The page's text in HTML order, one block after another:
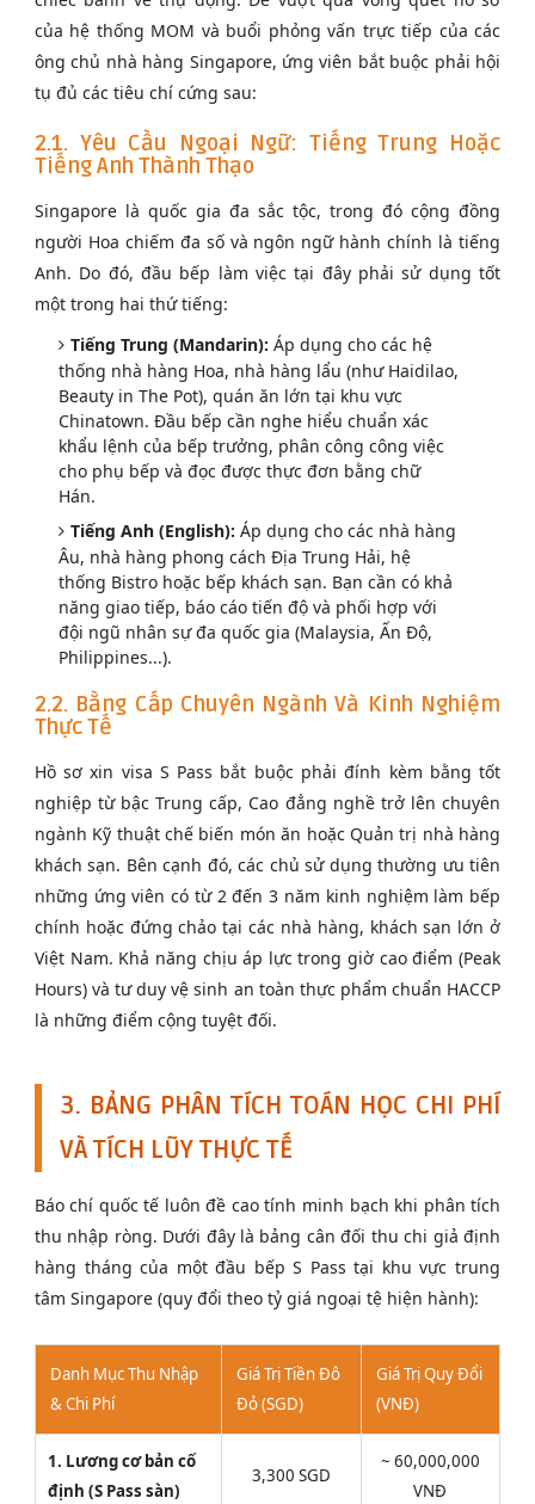
của hệ thống MOM và buổi phỏng vấn trực tiếp của các
ông chủ nhà hàng Singapore, ứng viên bắt buộc phải hội
tụ đủ các tiêu chí cứng sau:
2.1. Yêu Cầu Ngoại Ngữ: Tiếng Trung Hoặc
Tiếng Anh Thành Thạo
Singapore là quốc gia đa sắc tộc, trong đó cộng đồng
người Hoa chiếm đa số và ngôn ngữ hành chính là tiếng
Anh. Do đó, đầu bếp làm việc tại đây phải sử dụng tốt
một trong hai thứ tiếng:
Tiếng Trung (Mandarin): Áp dụng cho các hệ
thống nhà hàng Hoa, nhà hàng lẩu (như Haidilao,
Beauty in The Pot), quán ăn lớn tại khu vực
Chinatown. Đầu bếp cần nghe hiểu chuẩn xác
khẩu lệnh của bếp trưởng, phân công công việc
cho phụ bếp và đọc được thực đơn bằng chữ
Hán.
Tiếng Anh (English): Áp dụng cho các nhà hàng
Âu, nhà hàng phong cách Địa Trung Hải, hệ
thống Bistro hoặc bếp khách sạn. Bạn cần có khả
năng giao tiếp, báo cáo tiến độ và phối hợp với
đội ngũ nhân sự đa quốc gia (Malaysia, Ấn Độ,
Philippines...).
2.2. Bằng Cấp Chuyên Ngành Và Kinh Nghiệm
Thực Tế
Hồ sơ xin visa S Pass bắt buộc phải đính kèm bằng tốt
nghiệp từ bậc Trung cấp, Cao đẳng nghề trở lên chuyên
ngành Kỹ thuật chế biến món ăn hoặc Quản trị nhà hàng
khách sạn. Bên cạnh đó, các chủ sử dụng thường ưu tiên
những ứng viên có từ 2 đến 3 năm kinh nghiệm làm bếp
chính hoặc đứng chảo tại các nhà hàng, khách sạn lớn ở
Việt Nam. Khả năng chịu áp lực trong giờ cao điểm (Peak
Hours) và tư duy vệ sinh an toàn thực phẩm chuẩn HACCP
là những điểm cộng tuyệt đối.
3. BẢNG PHÂN TÍCH TOÁN HỌC CHI PHÍ
VÀ TÍCH LŨY THỰC TẾ
Báo chí quốc tế luôn đề cao tính minh bạch khi phân tích
thu nhập ròng. Dưới đây là bảng cân đối thu chi giả định
hàng tháng của một đầu bếp S Pass tại khu vực trung
tâm Singapore (quy đổi theo tỷ giá ngoại tệ hiện hành):
Danh Mục Thu Nhập
& Chi Phí
Giá Trị Tiền Đô
Đỏ (SGD)
Giá Trị Quy Đổi
(VNĐ)
1. Lương cơ bản cố
định (S Pass sàn)
3,300 SGD
~ 60,000,000
VNĐ